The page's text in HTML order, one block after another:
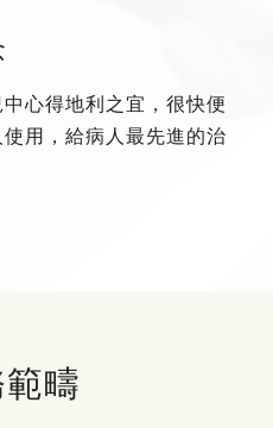
心得地利之宜，很快便
用，給病人最先進的治
疇